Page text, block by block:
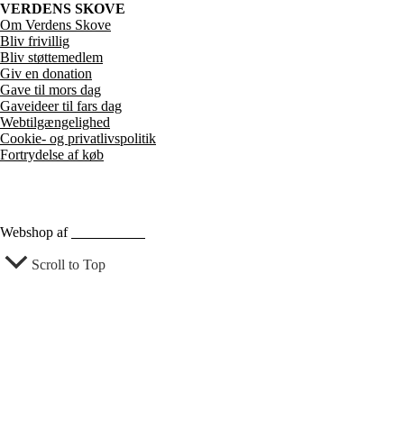
VERDENS SKOVE
Om Verdens Skove
Bliv frivillig
Bliv støttemedlem
Giv en donation
Gave til mors dag
Gaveideer til fars dag
Webtilgængelighed
Cookie- og privatlivspolitik
Fortrydelse af køb
Webshop af
Scroll to Top